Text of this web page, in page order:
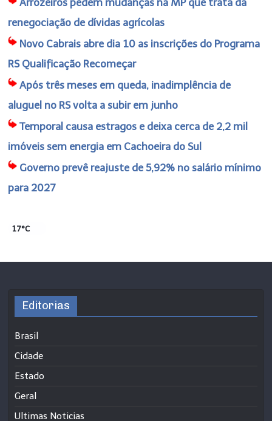
renegociação de dívidas agrícolas
Novo Cabrais abre dia 10 as inscrições do Programa
RS Qualificação Recomeçar
Após três meses em queda, inadimplência de
aluguel no RS volta a subir em junho
Temporal causa estragos e deixa cerca de 2,2 mil
imóveis sem energia em Cachoeira do Sul
Governo prevê reajuste de 5,92% no salário mínimo
para 2027
17°C
Editorias
Brasil
Cidade
Estado
Geral
Ultimas Noticias